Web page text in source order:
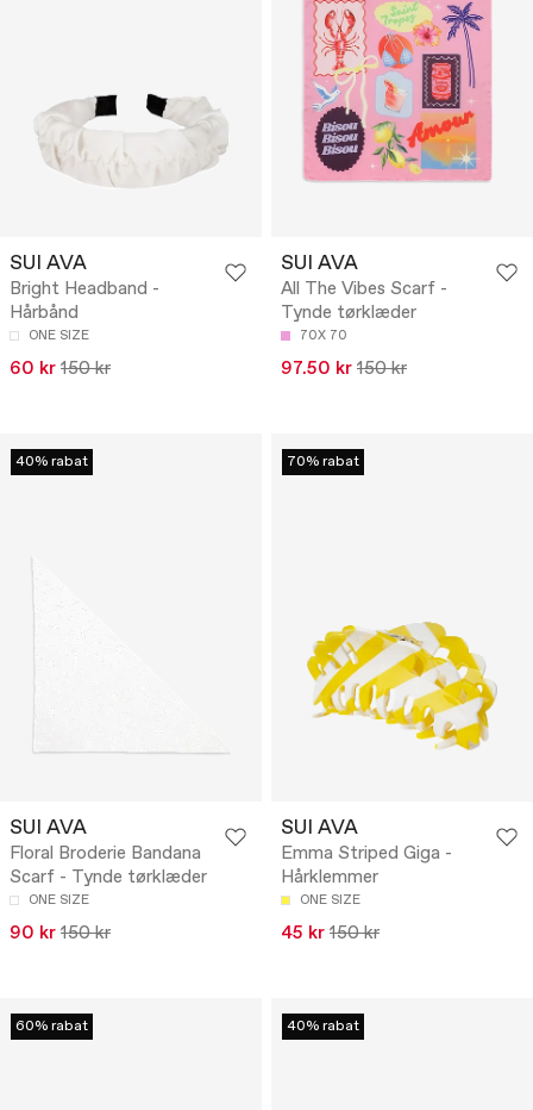
SUI AVA
Bright Headband -
Hårbånd
ONE SIZE
60 kr 150 kr
SUI AVA
All The Vibes Scarf -
Tynde tørklæder
70X 70
97.50 kr 150 kr
40% rabat
SUI AVA
Floral Broderie Bandana
Scarf - Tynde tørklæder
ONE SIZE
90 kr 150 kr
70% rabat
SUI AVA
Emma Striped Giga -
Hårklemmer
ONE SIZE
45 kr 150 kr
60% rabat 40% rabat